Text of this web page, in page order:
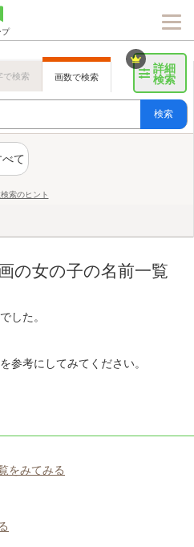
プ
詳細
検索
で検索 画数で検索
検索
べて
索のヒント
の女の子の名前一覧
した。
参考にしてみてください。
をみてみる